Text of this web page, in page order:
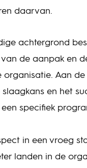
daarvan.
achtergrond
de aanpak en
Aan
en het
specifiek
in een vroeg
landen in de